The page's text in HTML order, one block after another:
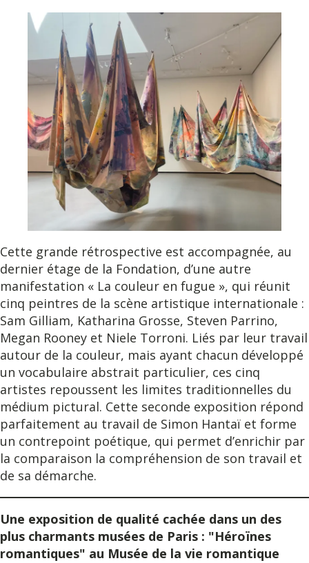
Cette grande rétrospective est accompagnée, au
dernier étage de la Fondation, d’une autre
manifestation « La couleur en fugue », qui réunit
cinq peintres de la scène artistique internationale :
Sam Gilliam, Katharina Grosse, Steven Parrino,
Megan Rooney et Niele Torroni. Liés par leur travail
autour de la couleur, mais ayant chacun développé
un vocabulaire abstrait particulier, ces cinq
artistes repoussent les limites traditionnelles du
médium pictural. Cette seconde exposition répond
parfaitement au travail de Simon Hantaï et forme
un contrepoint poétique, qui permet d’enrichir par
la comparaison la compréhension de son travail et
de sa démarche.
Une exposition de qualité cachée dans un des
plus charmants musées de Paris : "Héroïnes
romantiques" au Musée de la vie romantique